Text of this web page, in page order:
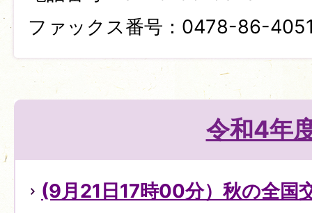
ファックス番号：0478-86-
令和4年
(9月21日17時00分）秋の全国